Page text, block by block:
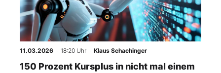
11.03.2026 · 18:20 Uhr · Klaus Schachinger
150 Prozent Kursplus in nicht mal einem